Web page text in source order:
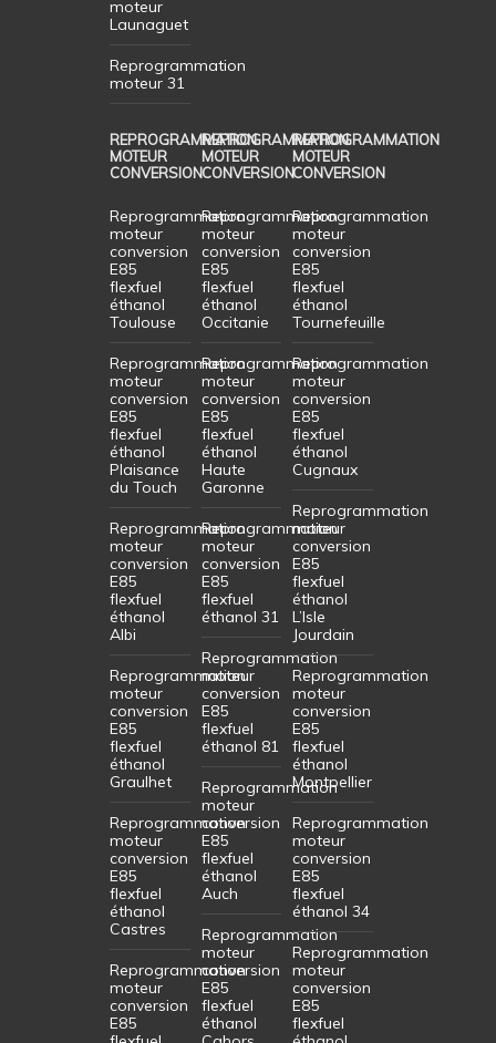
moteur
Launaguet
Reprogrammation
moteur 31
REPROGRAMMATION
MOTEUR
CONVERSION
Reprogrammation
moteur
conversion
E85
flexfuel
éthanol
Toulouse
Reprogrammation
moteur
conversion
E85
flexfuel
éthanol
Plaisance
du Touch
Reprogrammation
moteur
conversion
E85
flexfuel
éthanol
Albi
Reprogrammation
moteur
conversion
E85
flexfuel
éthanol
Graulhet
Reprogrammation
moteur
conversion
E85
flexfuel
éthanol
Castres
Reprogrammation
moteur
conversion
E85
REPROGRAMMATION
MOTEUR
CONVERSION
Reprogrammation
moteur
conversion
E85
flexfuel
éthanol
Occitanie
Reprogrammation
moteur
conversion
E85
flexfuel
éthanol
Haute
Garonne
Reprogrammation
moteur
conversion
E85
flexfuel
éthanol 31
Reprogrammation
moteur
conversion
E85
flexfuel
éthanol 81
Reprogrammation
moteur
conversion
E85
flexfuel
éthanol
Auch
Reprogrammation
moteur
conversion
E85
flexfuel
éthanol
REPROGRAMMATION
MOTEUR
CONVERSION
Reprogrammation
moteur
conversion
E85
flexfuel
éthanol
Tournefeuille
Reprogrammation
moteur
conversion
E85
flexfuel
éthanol
Cugnaux
Reprogrammation
moteur
conversion
E85
flexfuel
éthanol
L’Isle
Jourdain
Reprogrammation
moteur
conversion
E85
flexfuel
éthanol
Montpellier
Reprogrammation
moteur
conversion
E85
flexfuel
éthanol 34
Reprogrammation
moteur
conversion
E85
flexfuel